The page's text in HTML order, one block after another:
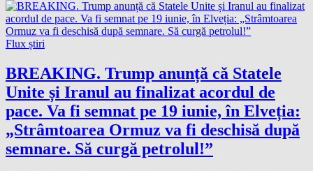
Flux știri
BREAKING. Trump anunță că Statele
Unite și Iranul au finalizat acordul de
pace. Va fi semnat pe 19 iunie, în Elveția:
„Strâmtoarea Ormuz va fi deschisă după
semnare. Să curgă petrolul!”